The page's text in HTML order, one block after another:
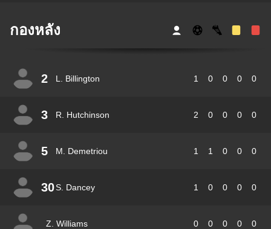
กองหลัง
2 L. Billington 1 0 0 0 0
3 R. Hutchinson 2 0 0 0 0
5 M. Demetriou 1 1 0 0 0
30S. Dancey 1 0 0 0 0
Z. Williams 0 0 0 0 0